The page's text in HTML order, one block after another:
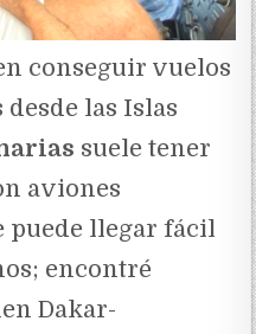
conseguir vuelos
las Islas
suele tener
aviones
puede llegar fácil
encontré
Dakar-